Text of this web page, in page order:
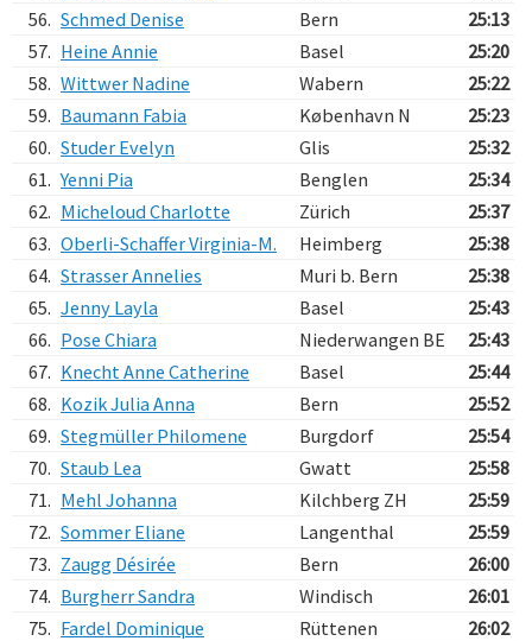
56. Schmed Denise Bern
25:13
57. Heine Annie Basel
25:20
58. Wittwer Nadine Wabern
25:22
59. Baumann Fabia København N
25:23
60. Studer Evelyn Glis
25:32
61. Yenni Pia Benglen
25:34
62. Micheloud Charlotte Zürich
25:37
63. Oberli-Schaffer Virginia-M. Heimberg
25:38
64. Strasser Annelies Muri b. Bern
25:38
65. Jenny Layla Basel
25:43
66. Pose Chiara Niederwangen BE
25:43
67. Knecht Anne Catherine Basel
25:44
68. Kozik Julia Anna Bern
25:52
69. Stegmüller Philomene Burgdorf
25:54
70. Staub Lea Gwatt
25:58
71. Mehl Johanna Kilchberg ZH
25:59
72. Sommer Eliane Langenthal
25:59
73. Zaugg Désirée Bern
26:00
74. Burgherr Sandra Windisch
26:01
75. Fardel Dominique Rüttenen
26:02